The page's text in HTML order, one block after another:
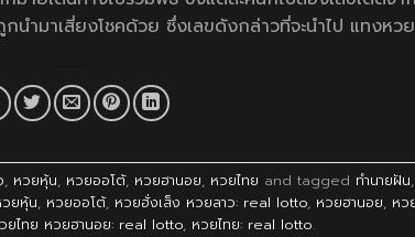
นำมาเสี่ยงโชคด้วย ซึ่งเลขดังกล่าวที่จะนำไป แทงหว
, หวยหุ้น, หวยออโต้, หวยฮานอย, หวยไทย and tagged ทำนายฝัน,
ยหุ้น, หวยออโต้, หวยฮั่งเส็ง หวยลาว: real lotto, หวยฮานอย, หว
ยไทย หวยฮานอย: real lotto, หวยไทย: real lotto.